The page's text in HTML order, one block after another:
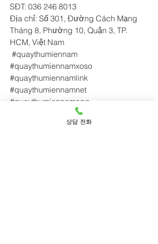
SĐT: 036 246 8013
Địa chỉ: Số 301, Đường Cách Mạng
Tháng 8, Phường 10, Quận 3, TP.
HCM, Việt Nam
#quaythumiennamxoso
#quaythumiennamlink
#quaythumiennamnet
#quaythumiennamapp
#quaythumiennamgame
상담 전화